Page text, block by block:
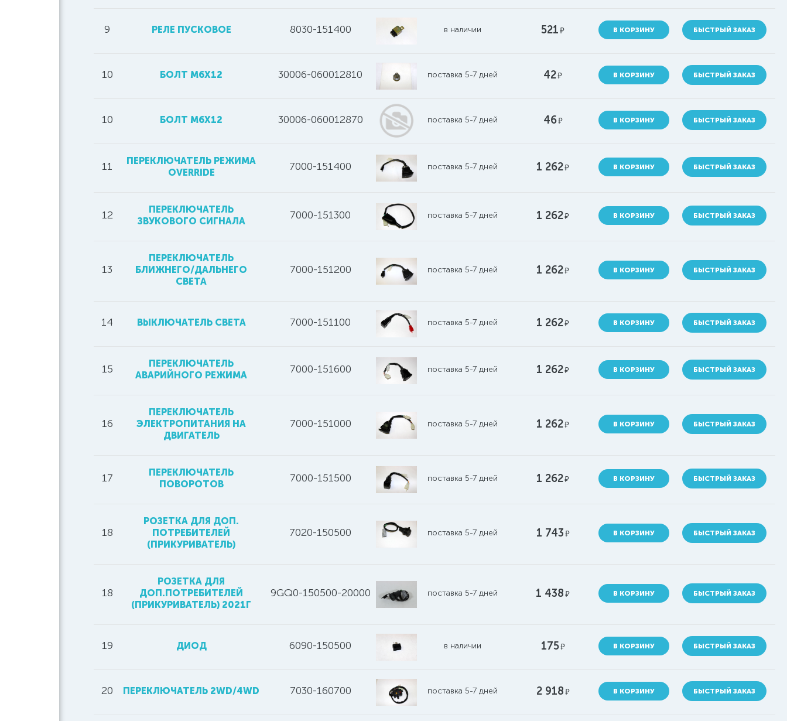
9 РЕЛЕ ПУСКОВОЕ 8030-151400 в наличии 521руб. В КОРЗИНУ БЫСТРЫЙ ЗАКАЗ
10 БОЛТ M6X12 30006-060012810 поставка 5-7 дней 42руб. В КОРЗИНУ БЫСТРЫЙ ЗАКАЗ
10 БОЛТ М6Х12 30006-060012870 поставка 5-7 дней 46руб. В КОРЗИНУ БЫСТРЫЙ ЗАКАЗ
11
ПЕРЕКЛЮЧАТЕЛЬ РЕЖИМА
OVERRIDE
7000-151400 поставка 5-7 дней 1 262руб. В КОРЗИНУ БЫСТРЫЙ ЗАКАЗ
12
ПЕРЕКЛЮЧАТЕЛЬ
ЗВУКОВОГО СИГНАЛА
7000-151300 поставка 5-7 дней 1 262руб. В КОРЗИНУ БЫСТРЫЙ ЗАКАЗ
13
ПЕРЕКЛЮЧАТЕЛЬ
БЛИЖНЕГО/ДАЛЬНЕГО
СВЕТА
7000-151200 поставка 5-7 дней 1 262руб. В КОРЗИНУ БЫСТРЫЙ ЗАКАЗ
14 ВЫКЛЮЧАТЕЛЬ СВЕТА 7000-151100 поставка 5-7 дней 1 262руб. В КОРЗИНУ БЫСТРЫЙ ЗАКАЗ
15
ПЕРЕКЛЮЧАТЕЛЬ
АВАРИЙНОГО РЕЖИМА
7000-151600 поставка 5-7 дней 1 262руб. В КОРЗИНУ БЫСТРЫЙ ЗАКАЗ
16
ПЕРЕКЛЮЧАТЕЛЬ
ЭЛЕКТРОПИТАНИЯ НА
ДВИГАТЕЛЬ
7000-151000 поставка 5-7 дней 1 262руб. В КОРЗИНУ БЫСТРЫЙ ЗАКАЗ
17
ПЕРЕКЛЮЧАТЕЛЬ
ПОВОРОТОВ
7000-151500 поставка 5-7 дней 1 262руб. В КОРЗИНУ БЫСТРЫЙ ЗАКАЗ
18
РОЗЕТКА ДЛЯ ДОП.
ПОТРЕБИТЕЛЕЙ
(ПРИКУРИВАТЕЛЬ)
7020-150500 поставка 5-7 дней 1 743руб. В КОРЗИНУ БЫСТРЫЙ ЗАКАЗ
18
РОЗЕТКА ДЛЯ
ДОП.ПОТРЕБИТЕЛЕЙ
(ПРИКУРИВАТЕЛЬ) 2021Г
9GQ0-150500-20000 поставка 5-7 дней 1 438руб. В КОРЗИНУ БЫСТРЫЙ ЗАКАЗ
19 ДИОД 6090-150500 в наличии 175руб. В КОРЗИНУ БЫСТРЫЙ ЗАКАЗ
20 ПЕРЕКЛЮЧАТЕЛЬ 2WD/4WD 7030-160700 поставка 5-7 дней 2 918руб. В КОРЗИНУ БЫСТРЫЙ ЗАКАЗ